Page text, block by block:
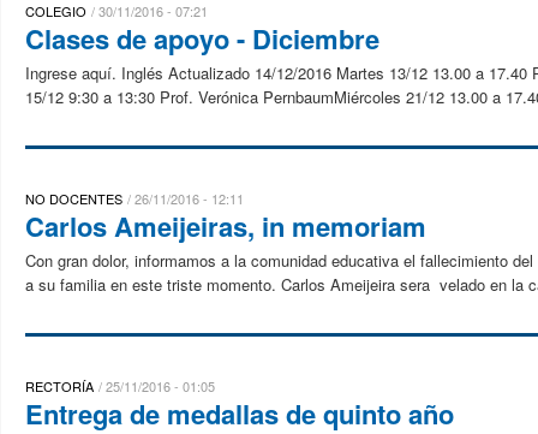
COLEGIO 30/11/2016 - 07:21
Clases de apoyo - Diciembre
Ingrese aquí. Inglés Actualizado 14/12/2016 Martes 13/12 13.00 a
15/12 9:30 a 13:30 Prof. Verónica PernbaumMiércoles 21/12 13.00 a
NO DOCENTES 26/11/2016 - 12:11
Carlos Ameijeiras, in memoriam
Con gran dolor, informamos a la comunidad educativa el fallecimiento
a su familia en este triste momento. Carlos Ameijeira sera velado en la
RECTORÍA 25/11/2016 - 01:05
Entrega de medallas de quinto año